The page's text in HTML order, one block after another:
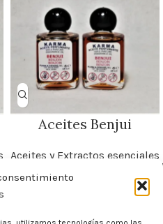
Aceites Benjui
Aceites y Extractos esenciales